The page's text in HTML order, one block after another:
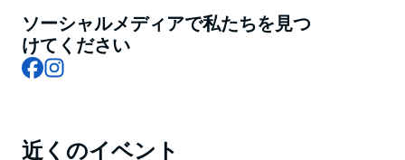
ただけます。
バー・モクシーでチェックイン後、ルームキーを受け取
ックス。Chromecast対応テレビでお気に入りの番組を
ソーシャルメディアで私たちを見つ
けてください
Facebook
Product
近くのイベント